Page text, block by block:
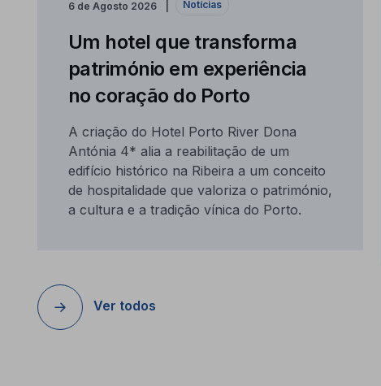
6 de Agosto 2026 Notícias
Um hotel que transforma
património em experiência
no coração do Porto
A criação do Hotel Porto River Dona
Antónia 4* alia a reabilitação de um
edifício histórico na Ribeira a um conceito
de hospitalidade que valoriza o património,
a cultura e a tradição vínica do Porto.
Ver todos